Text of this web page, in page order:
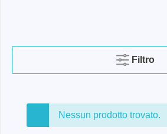
Filtro
Nessun prodotto trovato.